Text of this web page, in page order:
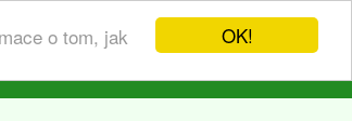
OK!
o tom, jak